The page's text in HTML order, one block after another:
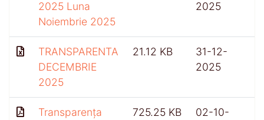
2025 Luna
Noiembrie 2025
2025
TRANSPARENTA
DECEMBRIE
2025
21.12 KB
31-12-
2025
Transparența
725.25 KB
02-10-